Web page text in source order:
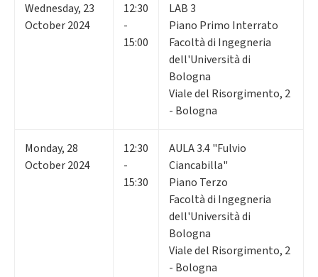
Wednesday, 23
October 2024
12:30
-
15:00
LAB 3
Piano Primo Interrato
Facoltà di Ingegneria
dell'Università di
Bologna
Viale del Risorgimento, 2
- Bologna
Monday, 28
October 2024
12:30
-
15:30
AULA 3.4 "Fulvio
Ciancabilla"
Piano Terzo
Facoltà di Ingegneria
dell'Università di
Bologna
Viale del Risorgimento, 2
- Bologna